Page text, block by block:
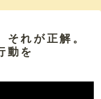
それが正解。
動を